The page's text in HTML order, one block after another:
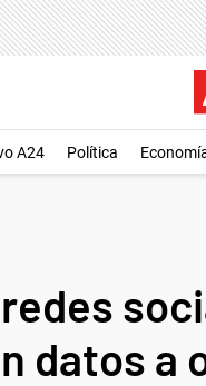
A24 Política
datos a